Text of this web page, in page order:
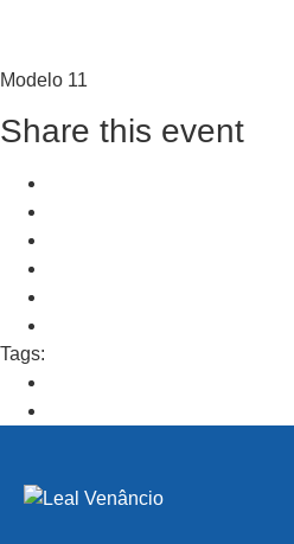
Modelo 11
Share this event
Tags: